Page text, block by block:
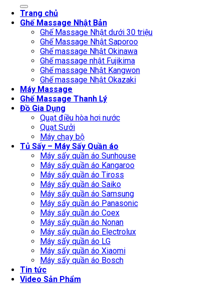
Trang chủ
Ghế Massage Nhật Bản
Ghế Massage Nhật dưới 30 triệu
Ghế Massage Nhật Saporoo
Ghế massage Nhật Okinawa
Ghế massage nhật Fujikima
Ghế massage Nhật Kangwon
Ghế massage Nhật Okazaki
Máy Massage
Ghế Massage Thanh Lý
Đồ Gia Dụng
Quạt điều hòa hơi nước
Quạt Sưởi
Máy chạy bộ
Tủ Sấy – Máy Sấy Quần áo
Máy sấy quần áo Sunhouse
Máy sấy quần áo Kangaroo
Máy sấy quần áo Tiross
Máy sấy quần áo Saiko
Máy sấy quần áo Samsung
Máy sấy quần áo Panasonic
Máy sấy quần áo Coex
Máy sấy quần áo Nonan
Máy sấy quần áo Electrolux
Máy sấy quần áo LG
Máy sấy quần áo Xiaomi
Máy sấy quần áo Bosch
Tin tức
Video Sản Phẩm